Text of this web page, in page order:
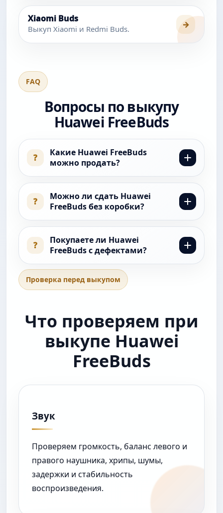
Xiaomi Buds
Выкуп Xiaomi и Redmi Buds. →
FAQ
Вопросы по выкупу
Huawei FreeBuds
?
Какие Huawei FreeBuds
можно продать?
Можно предложить FreeBuds Pro,
FreeBuds 7i, FreeBuds 6, FreeBuds 4,
FreeBuds 4i, FreeBuds 3, FreeBuds SE,
FreeClip, FreeArc и другие
?
Можно ли сдать Huawei
FreeBuds без коробки?
Да, коробка не обязательна. Но
полный комплект, кабель, амбушюры
и документы могут повлиять на
итоговую стоимость.
?
Покупаете ли Huawei
FreeBuds с дефектами?
Да, наушники можно оценить с
внешним износом, слабой батареей,
комплектацией.
Проверка перед выкупом
Что проверяем при
выкупе Huawei
FreeBuds
Звук
Проверяем громкость, баланс левого и
правого наушника, хрипы, шумы,
задержки и стабильность
воспроизведения.